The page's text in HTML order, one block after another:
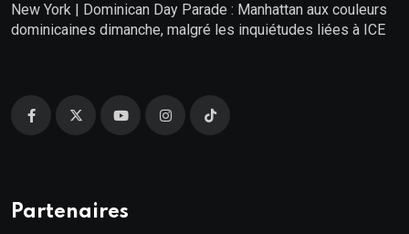
New York | Dominican Day Parade : Manhattan aux couleurs
dominicaines dimanche, malgré les inquiétudes liées à ICE
Partenaires